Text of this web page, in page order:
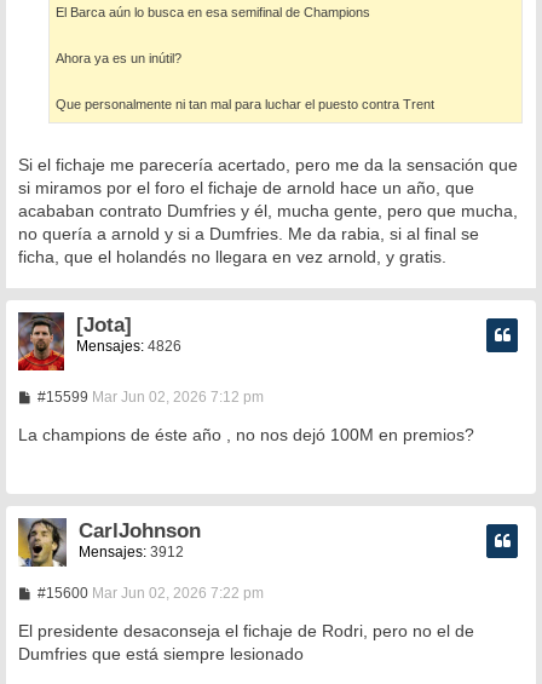
El Barca aún lo busca en esa semifinal de Champions
Ahora ya es un inútil?
Que personalmente ni tan mal para luchar el puesto contra Trent
Si el fichaje me parecería acertado, pero me da la sensación que
si miramos por el foro el fichaje de arnold hace un año, que
acababan contrato Dumfries y él, mucha gente, pero que mucha,
no quería a arnold y si a Dumfries. Me da rabia, si al final se
ficha, que el holandés no llegara en vez arnold, y gratis.
[Jota]
Mensajes:4826
#15599M
n
s
e
Mar Jun 02, 2026 7:12 pm
La champions de éste año , no nos dejó 100M en premios?
CarlJohnson
Mensajes: 3912
#15600M
n
a
Mar Jun 02, 2026 7:22 pm
El presidente desaconseja el fichaje de Rodri, pero no el de
Dumfries que está siempre lesionado